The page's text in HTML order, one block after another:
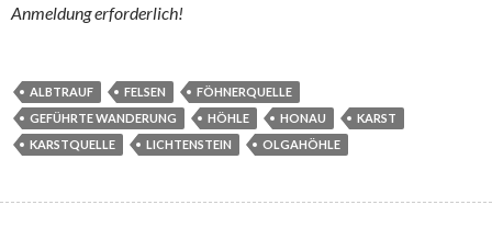
Anmeldung erforderlich!
ALBTRAUF FELSEN
FÖHNERQUELLE
GEFÜHRTE WANDERUNG
HÖHLE HONAU
KARST
KARSTQUELLE
LICHTENSTEIN OLGAHÖHLE